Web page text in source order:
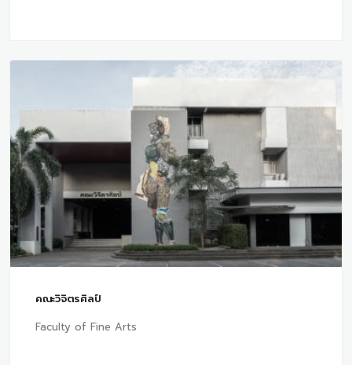
คณะวิจิตรศิลป์
Faculty of Fine Arts